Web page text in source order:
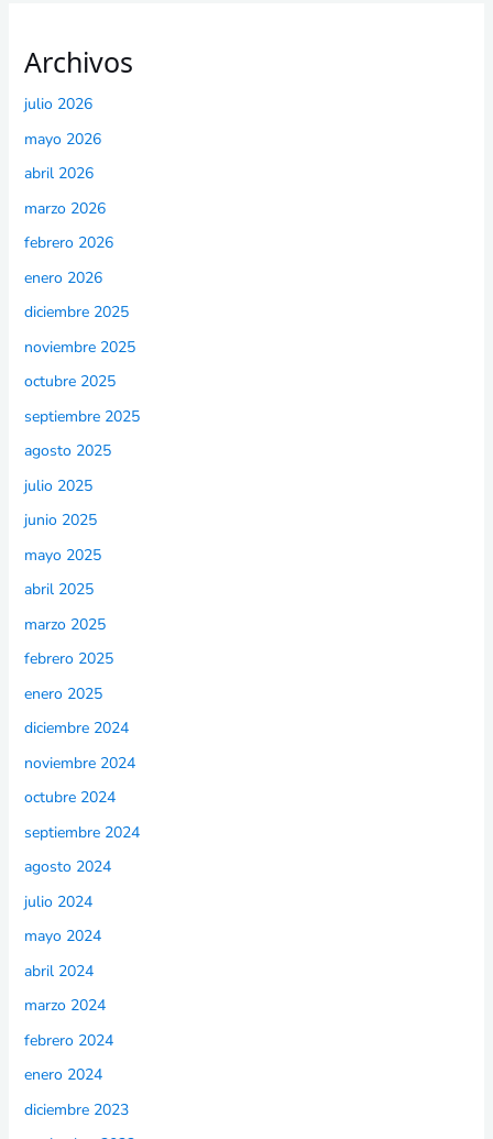
Archivos
julio 2026
mayo 2026
abril 2026
marzo 2026
febrero 2026
enero 2026
diciembre 2025
noviembre 2025
octubre 2025
septiembre 2025
agosto 2025
julio 2025
junio 2025
mayo 2025
abril 2025
marzo 2025
febrero 2025
enero 2025
diciembre 2024
noviembre 2024
octubre 2024
septiembre 2024
agosto 2024
julio 2024
mayo 2024
abril 2024
marzo 2024
febrero 2024
enero 2024
diciembre 2023